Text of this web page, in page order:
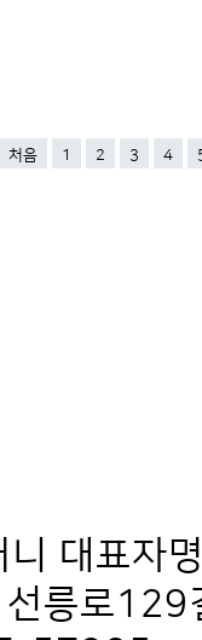
처음 1 2 3 4
대표자
릉로